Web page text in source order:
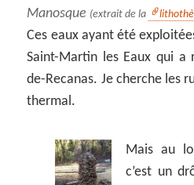
Manosque (extrait de la
Ces eaux ayant été
Saint-Martin les Eaux qui a
de-Recanas. Je cherche les
thermal.
Mais au
c’est un